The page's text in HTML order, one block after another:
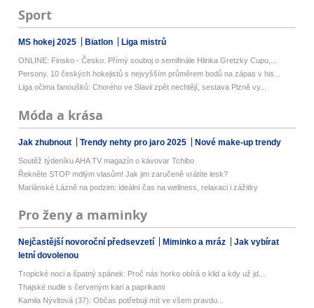
Sport
MS hokej 2025 Biatlon Liga mistrů
ONLINE: Finsko - Česko. Přímý souboj o semifinále Hlinka Gretzky Cupu,...
Persony. 10 českých hokejistů s nejvyšším průměrem bodů na zápas v his...
Liga očima fanoušků: Chorého ve Slavii zpět nechtějí, sestava Plzně vy...
Móda a krása
Jak zhubnout Trendy nehty pro jaro 2025 Nové make-up trendy
Soutěž týdeníku AHA TV magazín o kávovar Tchibo
Řekněte STOP mdlým vlasům! Jak jim zaručeně vrátíte lesk?
Mariánské Lázně na podzim: ideální čas na wellness, relaxaci i zážitky
Pro ženy a maminky
Nejčastější novoroční předsevzetí Miminko a mráz
Jak vybírat
letní dovolenou
Tropické noci a špatný spánek: Proč nás horko obírá o klid a kdy už jd...
Thajské nudle s červeným kari a paprikami
Kamila Nývltová (37): Občas potřebuji mít ve všem pravdu...